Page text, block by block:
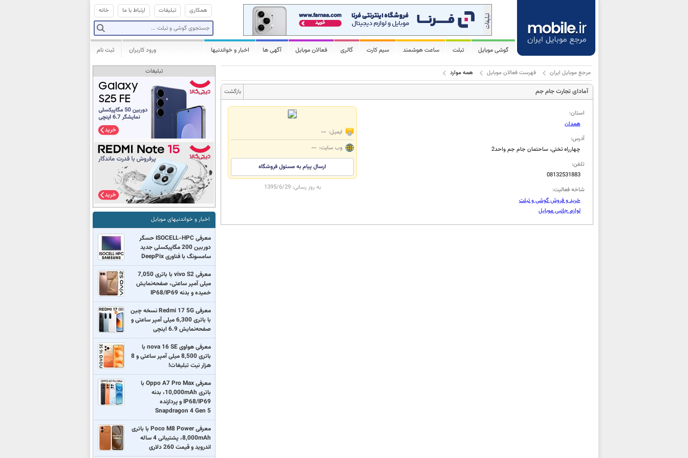
خانه ارتباط با ما تبلیغات همکاری
گوشی موبایل تبلت ساعت هوشمند سیم کارت گالری فعالان موبایل آگهی ها اخبار و خواندنیها ثبت نام ورود کاربران
مرجع موبایل ایران فهرست فعالان موبایل همه موارد
آمادای تجارت جام جم بازگشت
ایمیل: --
وب سایت: --
ارسال پیام به مسئول فروشگاه
به روز رسانی:1395/6/29
استان:
همدان
آدرس:
چهارراه تختی، ساحتمان جام جم واحد2
تلفن:
08132531883
شاخه فعالیت:
خرید و فروش گوشی و تبلت
لوازم جانبی موبایل
تبلیغات
اخبار و خواندنیهای موبایل
معرفی ISOCELL-HPC حسگر
دوربین 200 مگاپیکسلی جدید
سامسونگ با فناوری DeepPix
معرفی vivo S2 با باتری 7,050
میلی آمپر ساعتی، صفحه‌نمایش
خمیده و بدنه IP68/IP69
معرفی Redmi 17 5G نسخه چین
با باتری 6,300 میلی آمپر ساعتی و
صفحه‌نمایش 6.9 اینچی
معرفی هواوی nova 16 SE با
باتری 8,500 میلی آمپر ساعتی و 8
هزار نیت تبلیغات!
معرفی Oppo A7 Pro Max با
باتری 10,000mAh، بدنه
IP68/IP69 و پردازنده
Snapdragon 4 Gen 5
معرفی Poco M8 Power با باتری
8,000mAh، پشتیبانی 4 ساله
اندروید و قیمت 260 دلاری